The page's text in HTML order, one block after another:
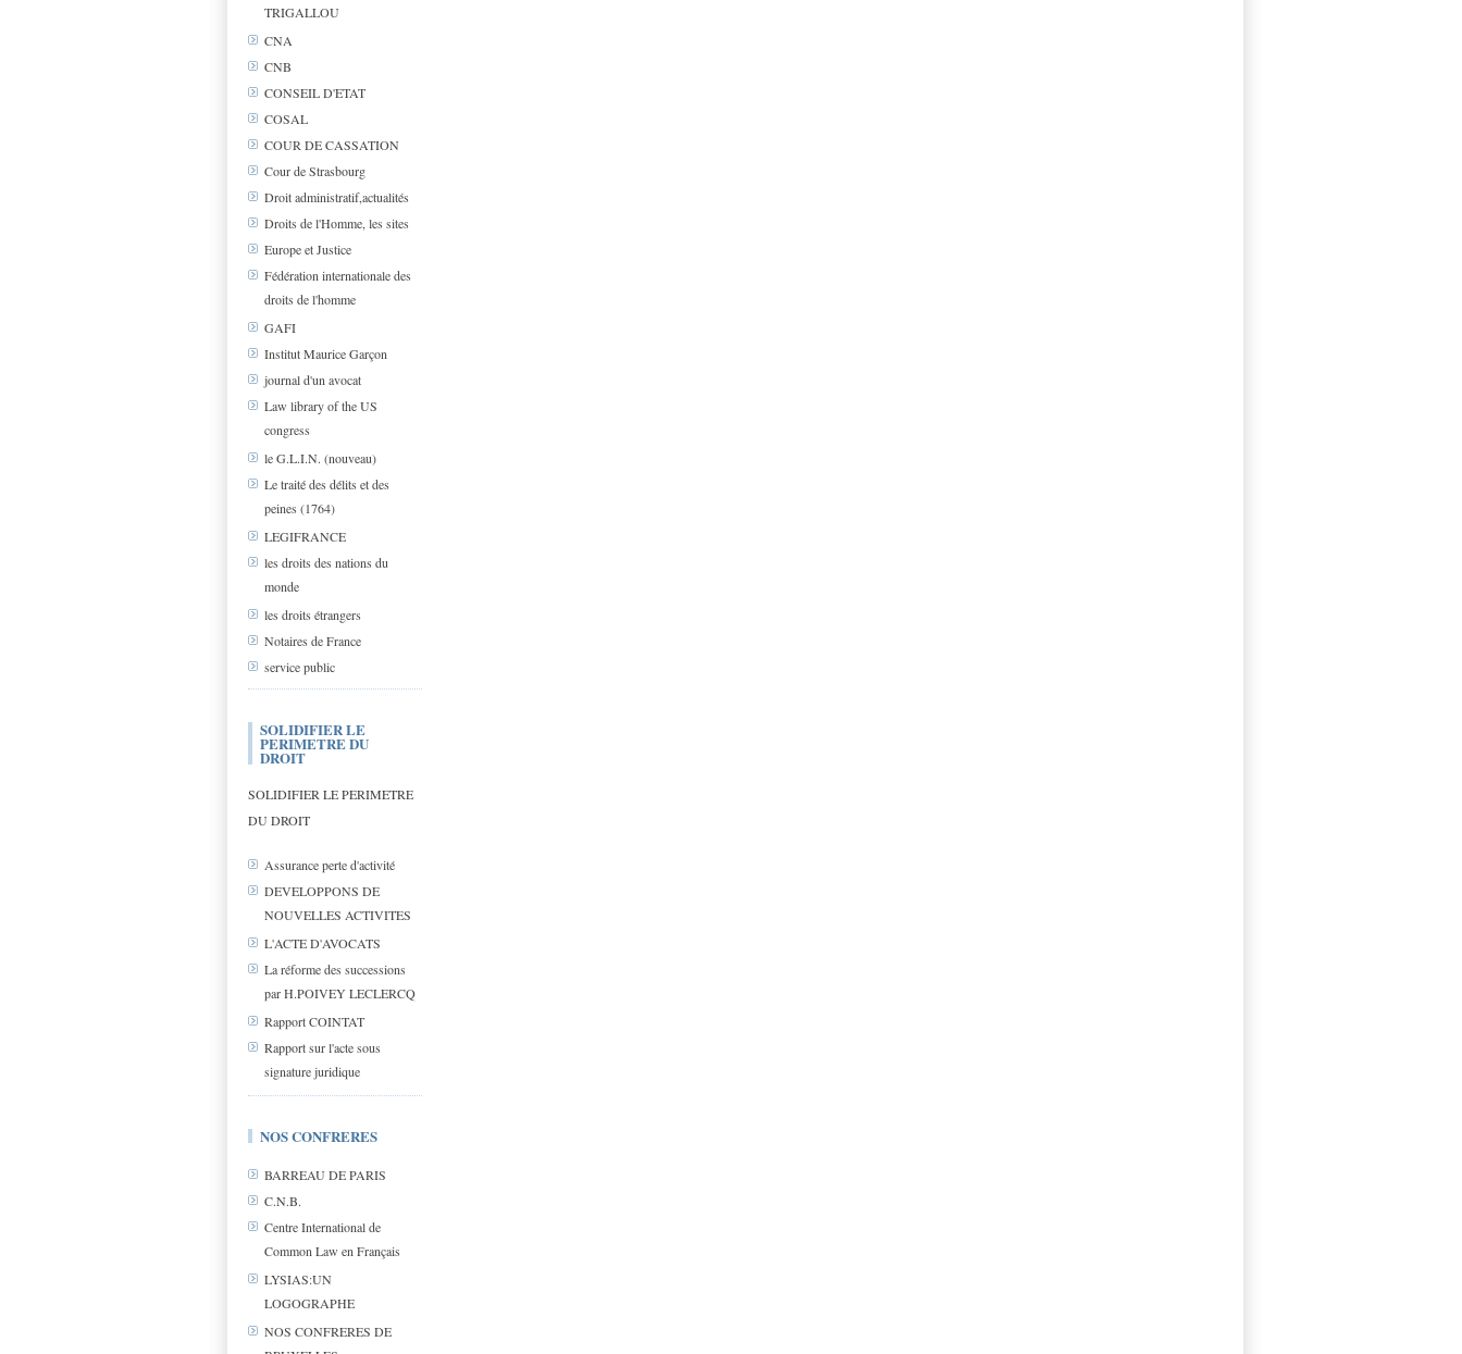
TRIGALLOU
CNA
CNB
CONSEIL D'ETAT
COSAL
COUR DE CASSATION
Cour de Strasbourg
Droit administratif,actualités
Droits de l'Homme, les sites
Europe et Justice
Fédération internationale des
droits de l'homme
GAFI
Institut Maurice Garçon
journal d'un avocat
Law library of the US
congress
le G.L.I.N. (nouveau)
Le traité des délits et des
peines (1764)
LEGIFRANCE
les droits des nations du
monde
les droits étrangers
Notaires de France
service public
SOLIDIFIER LE
PERIMETRE DU
DROIT
SOLIDIFIER LE PERIMETRE
DU DROIT
Assurance perte d'activité
DEVELOPPONS DE
NOUVELLES ACTIVITES
L'ACTE D'AVOCATS
La réforme des successions
par H.POIVEY LECLERCQ
Rapport COINTAT
Rapport sur l'acte sous
signature juridique
NOS CONFRERES
BARREAU DE PARIS
C.N.B.
Centre International de
Common Law en Français
LYSIAS:UN
LOGOGRAPHE
NOS CONFRERES DE